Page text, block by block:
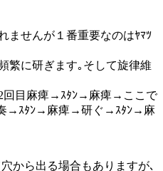
ませんが１番重要なのはﾔﾏﾂ
繁に研ぎます｡そして旋律維
回目麻痺→ｽﾀﾝ→麻痺→ここで
→ｽﾀﾝ→麻痺→研ぐ→ｽﾀﾝ→麻
から出る場合もありますが､